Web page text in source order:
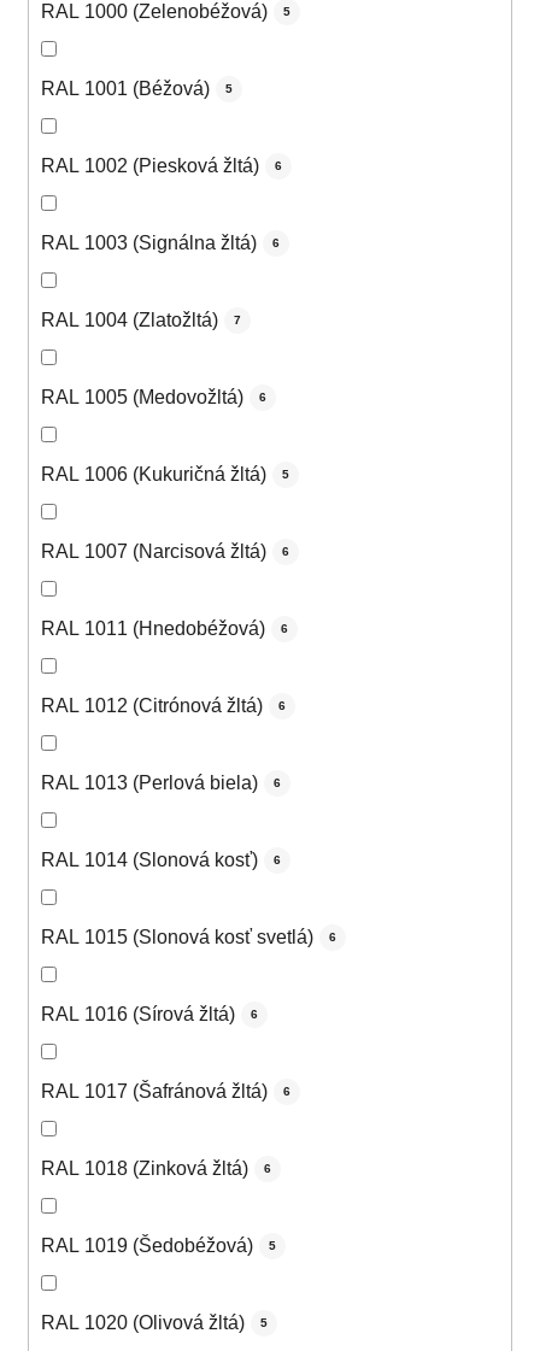
RAL 1000 (Zelenobéžová) 5
RAL 1001 (Béžová) 5
RAL 1002 (Piesková žltá) 6
RAL 1003 (Signálna žltá) 6
RAL 1004 (Zlatožltá) 7
RAL 1005 (Medovožltá) 6
RAL 1006 (Kukuričná žltá) 5
RAL 1007 (Narcisová žltá) 6
RAL 1011 (Hnedobéžová) 6
RAL 1012 (Citrónová žltá) 6
RAL 1013 (Perlová biela) 6
RAL 1014 (Slonová kosť) 6
RAL 1015 (Slonová kosť svetlá) 6
RAL 1016 (Sírová žltá) 6
RAL 1017 (Šafránová žltá) 6
RAL 1018 (Zinková žltá) 6
RAL 1019 (Šedobéžová) 5
RAL 1020 (Olivová žltá) 5